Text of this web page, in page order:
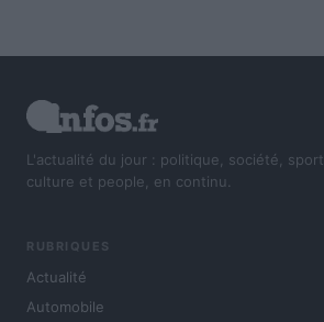
L'actualité du jour : politique, société,
culture et people, en continu.
RUBRIQUES
Actualité
Automobile